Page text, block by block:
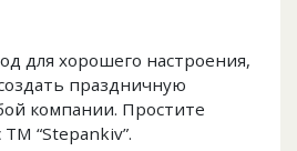
для хорошего настроения,
праздничную
компании. Простите
“Stepankiv”.